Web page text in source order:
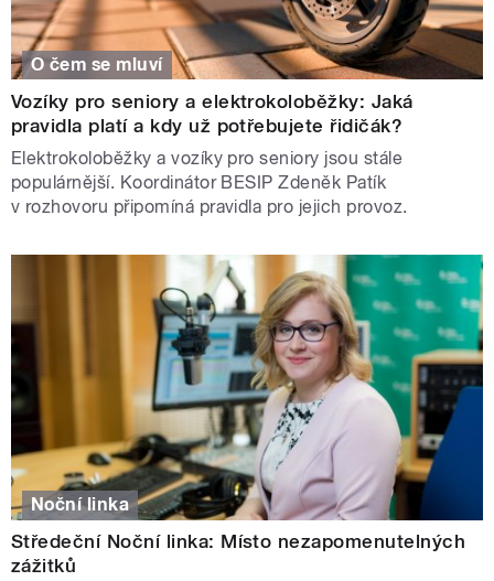
O čem se mluví
Vozíky pro seniory a elektrokoloběžky: Jaká
pravidla platí a kdy už potřebujete řidičák?
Elektrokoloběžky a vozíky pro seniory jsou stále
populárnější. Koordinátor BESIP Zdeněk Patík
v rozhovoru připomíná pravidla pro jejich provoz.
Noční linka
Středeční Noční linka: Místo nezapomenutelných
zážitků